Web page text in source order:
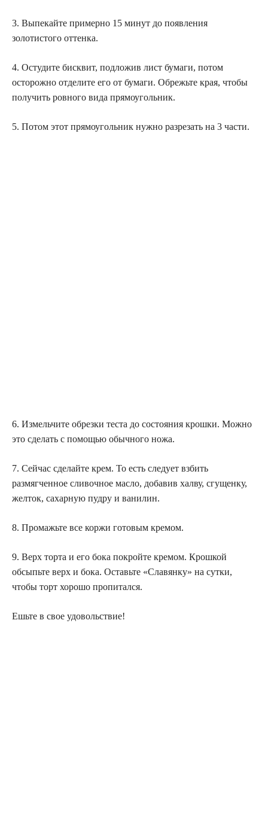
3. Выпекайте примерно 15 минут до появления
золотистого оттенка.
4. Остудите бисквит, подложив лист бумаги, потом
осторожно отделите его от бумаги. Обрежьте края, чтобы
получить ровного вида прямоугольник.
5. Потом этот прямоугольник нужно разрезать на 3 части.
6. Измельчите обрезки теста до состояния крошки. Можно
это сделать с помощью обычного ножа.
7. Сейчас сделайте крем. То есть следует взбить
размягченное сливочное масло, добавив халву, сгущенку,
желток, сахарную пудру и ванилин.
8. Промажьте все коржи готовым кремом.
9. Верх торта и его бока покройте кремом. Крошкой
обсыпьте верх и бока. Оставьте «Славянку» на сутки,
чтобы торт хорошо пропитался.
Ешьте в свое удовольствие!